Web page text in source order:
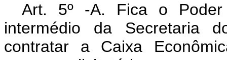
Art. 5º -A. Fica o Poder
intermédio da Secretaria
contratar a Caixa